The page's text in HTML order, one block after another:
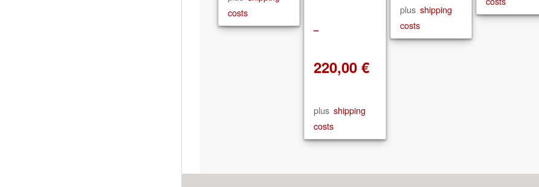
costs
–
220,00€
plus shipping
costs
plus shipping
costs